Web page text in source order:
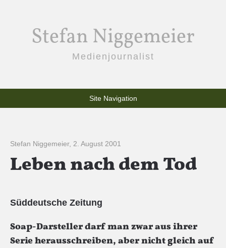
Stefan Niggemeier
Medienjournalist
Site Navigation
Stefan Niggemeier, 2. August 2001
Leben nach dem Tod
Süddeutsche Zeitung
Soap-Darsteller darf man zwar aus ihrer
Serie herausschreiben, aber nicht gleich auf